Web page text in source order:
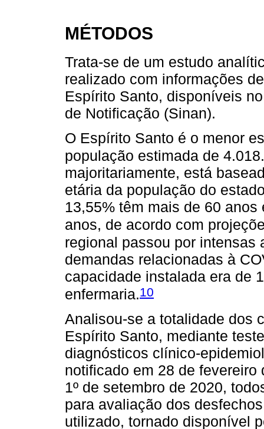
MÉTODOS
Trata-se de um estudo
realizado com informações
Espírito Santo, disponíveis
de Notificação (Sinan).
O Espírito Santo é o menor
população estimada de
majoritariamente, está
etária da população do
13,55% têm mais de 60
anos, de acordo com
regional passou por intensas
demandas relacionadas à
capacidade instalada era de
enfermaria.10
Analisou-se a totalidade dos
Espírito Santo, mediante
diagnósticos clínico-
notificado em 28 de
1º de setembro de 2020,
para avaliação dos
utilizado, tornado disponível